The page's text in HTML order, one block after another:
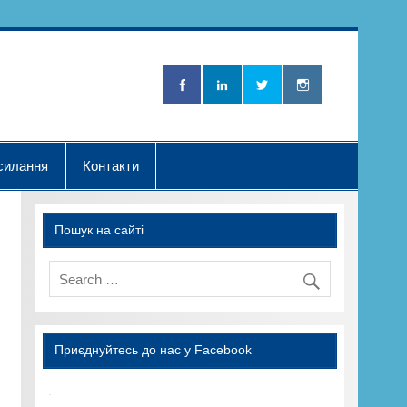
Хвилька"
Контакти
Пошук на сайті
Приєднуйтесь до нас у Facebook